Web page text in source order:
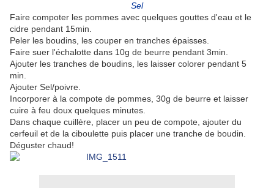
Sel
Faire compoter les pommes avec quelques gouttes d'eau et le
cidre pendant 15min.
Peler les boudins, les couper en tranches épaisses.
Faire suer l'échalotte dans 10g de beurre pendant 3min.
Ajouter les tranches de boudins, les laisser colorer pendant 5
min.
Ajouter Sel/poivre.
Incorporer à la compote de pommes, 30g de beurre et laisser
cuire à feu doux quelques minutes.
Dans chaque cuillère, placer un peu de compote, ajouter du
cerfeuil et de la ciboulette puis placer une tranche de boudin.
Déguster chaud!